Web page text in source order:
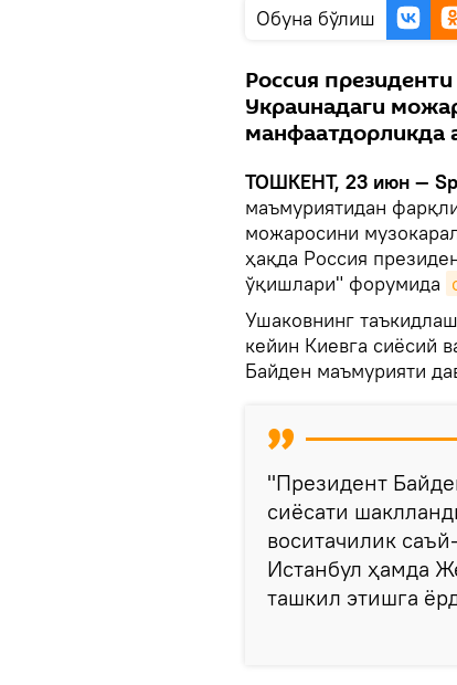
Oбуна бўлиш
Россия
Украинадаги
манфаатдорликда
ТОШКЕНТ, 23 июн —
маъмуриятидан
можаросини
ҳақда Россия
ўқишлари" форумида
Ушаковнинг
кейин Киевга сиёсий
Байден маъмурияти
"Президент
сиёсати
воситачилик
Истанбул ҳамда
ташкил этишга